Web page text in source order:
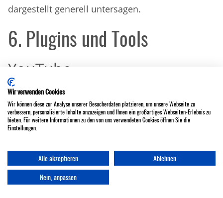
dargestellt generell untersagen.
6. Plugins und Tools
YouTube
Unsere Website nutzt Plugins der von Google
betriebenen Seite YouTube. Betreiber der Seiten
ist die YouTube, LLC, 901 Cherry Ave., San Bruno,
Wenn Sie eine unserer mit einem YouTube-
Plugin ausgestatteten Seiten besuchen, wird eine
DJ Sascha Schunk
Hallo, ich bin gerade online. Schreib mich
Wir verwenden Cookies
Wir können diese zur Analyse unserer Besucherdaten platzieren, um unsere Webseite zu
verbessern, personalisierte Inhalte anzuzeigen und Ihnen ein großartiges Webseiten-Erlebnis zu
bieten. Für weitere Informationen zu den von uns verwendeten Cookies öffnen Sie die
Einstellungen.
Alle akzeptieren
Ablehnen
Nein, anpassen